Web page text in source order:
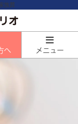
族葬
へ メニュー